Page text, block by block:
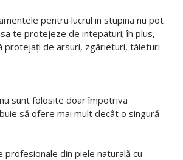
pentru lucrul in stupina nu pot
te protejeze de intepaturi; în plus,
protejați de arsuri, zgârieturi, tăieturi
sunt folosite doar împotriva
să ofere mai mult decât o singură
profesionale din piele naturală cu